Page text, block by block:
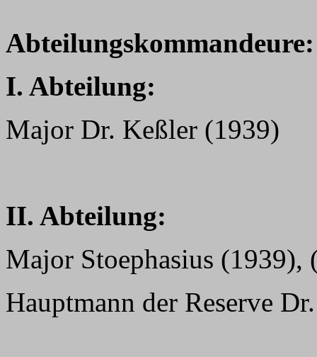
Abteilungskommandeure:
I. Abteilung:
Major Dr. Keßler (1939)
II. Abteilung:
Major Stoephasius (1939),
Hauptmann der Reserve